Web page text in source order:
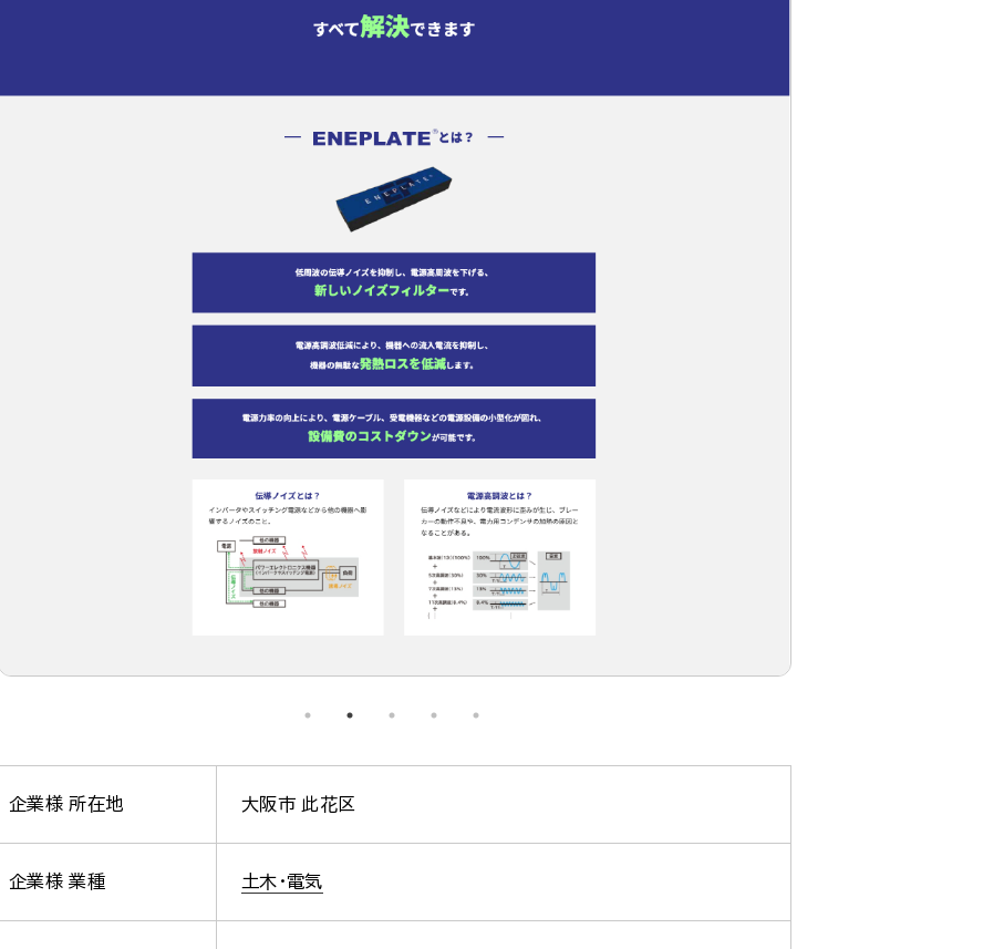
企業様 所在地 大阪市 此花区
企業様 業種 土木・電気